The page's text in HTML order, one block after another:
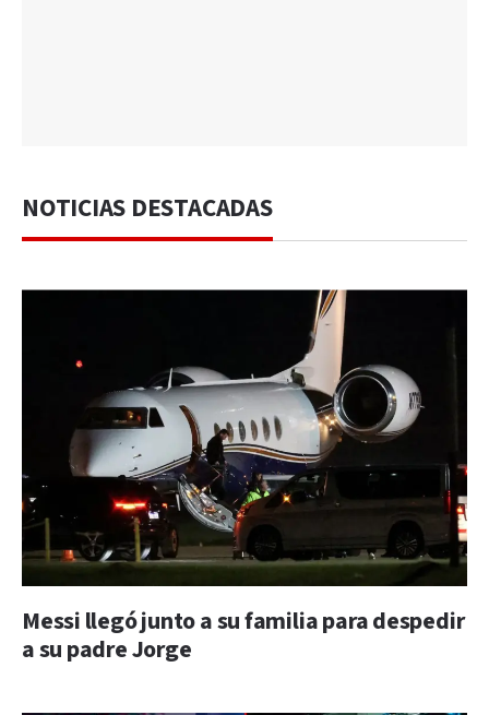
NOTICIAS DESTACADAS
Messi llegó junto a su familia para despedir
a su padre Jorge